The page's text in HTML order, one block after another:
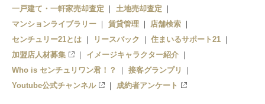
一戸建て・一軒家売却査定
土地売却査定
マンションライブラリー
賃貸管理
店舗検索
センチュリー21とは
リースバック
住まいるサポート21
加盟店人材募集
イメージキャラクター紹介
Who is センチュリワン君！？
接客グランプリ
Youtube公式チャンネル
成約者アンケート